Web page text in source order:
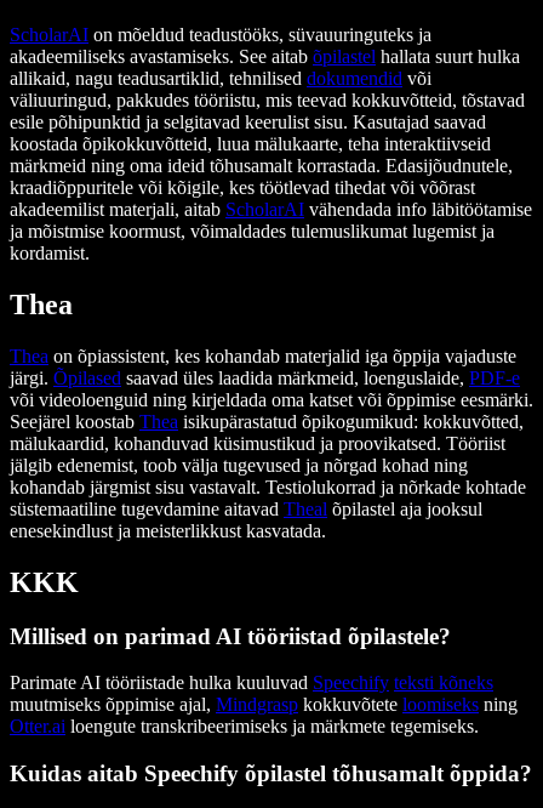
ScholarAI on mõeldud teadustööks, süvauuringuteks ja
akadeemiliseks avastamiseks. See aitab õpilastel hallata suurt hulka
allikaid, nagu teadusartiklid, tehnilised dokumendid või
väliuuringud, pakkudes tööriistu, mis teevad kokkuvõtteid, tõstavad
esile põhipunktid ja selgitavad keerulist sisu. Kasutajad saavad
koostada õpikokkuvõtteid, luua mälukaarte, teha interaktiivseid
märkmeid ning oma ideid tõhusamalt korrastada. Edasijõudnutele,
kraadiõppuritele või kõigile, kes töötlevad tihedat või võõrast
akadeemilist materjali, aitab ScholarAI vähendada info läbitöötamise
ja mõistmise koormust, võimaldades tulemuslikumat lugemist ja
kordamist.
Thea
Thea on õpiassistent, kes kohandab materjalid iga õppija vajaduste
järgi. Õpilased saavad üles laadida märkmeid, loenguslaide, PDF-e
või videoloenguid ning kirjeldada oma katset või õppimise eesmärki.
Seejärel koostab Thea isikupärastatud õpikogumikud: kokkuvõtted,
mälukaardid, kohanduvad küsimustikud ja proovikatsed. Tööriist
jälgib edenemist, toob välja tugevused ja nõrgad kohad ning
kohandab järgmist sisu vastavalt. Testiolukorrad ja nõrkade kohtade
süstemaatiline tugevdamine aitavad Theal õpilastel aja jooksul
enesekindlust ja meisterlikkust kasvatada.
KKK
Millised on parimad AI tööriistad õpilastele?
Parimate AI tööriistade hulka kuuluvad Speechify teksti kõneks
muutmiseks õppimise ajal, Mindgrasp kokkuvõtete loomiseks ning
Otter.ai loengute transkribeerimiseks ja märkmete tegemiseks.
Kuidas aitab Speechify õpilastel tõhusamalt õppida?